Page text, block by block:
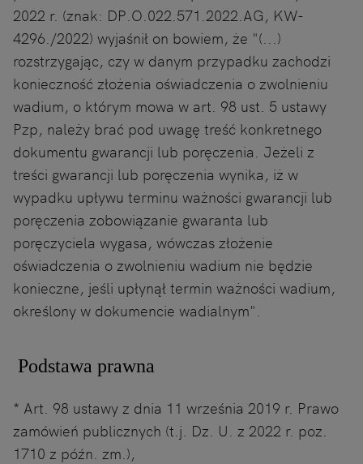
2022 r. (znak: DP.O.022.571.2022.AG, KW-
4296./2022) wyjaśnił on bowiem, że "(...)
rozstrzygając, czy w danym przypadku zachodzi
konieczność złożenia oświadczenia o zwolnieniu
wadium, o którym mowa w art. 98 ust. 5 ustawy
Pzp, należy brać pod uwagę treść konkretnego
dokumentu gwarancji lub poręczenia. Jeżeli z
treści gwarancji lub poręczenia wynika, iż w
wypadku upływu terminu ważności gwarancji lub
poręczenia zobowiązanie gwaranta lub
poręczyciela wygasa, wówczas złożenie
oświadczenia o zwolnieniu wadium nie będzie
konieczne, jeśli upłynął termin ważności wadium,
określony w dokumencie wadialnym".
Podstawa prawna
* Art. 98 ustawy z dnia 11 września 2019 r. Prawo
zamówień publicznych (t.j. Dz. U. z 2022 r. poz.
1710 z późn. zm.),